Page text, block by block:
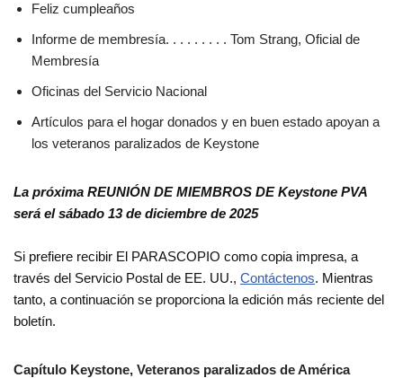
Feliz cumpleaños
Informe de membresía. . . . . . . . . Tom Strang, Oficial de
Membresía
Oficinas del Servicio Nacional
Artículos para el hogar donados y en buen estado apoyan a
los veteranos paralizados de Keystone
La próxima REUNIÓN DE MIEMBROS DE Keystone PVA
será el sábado 13 de diciembre de 2025
Si prefiere recibir El PARASCOPIO como copia impresa, a
través del Servicio Postal de EE. UU., Contáctenos. Mientras
tanto, a continuación se proporciona la edición más reciente del
boletín.
Capítulo Keystone, Veteranos paralizados de América